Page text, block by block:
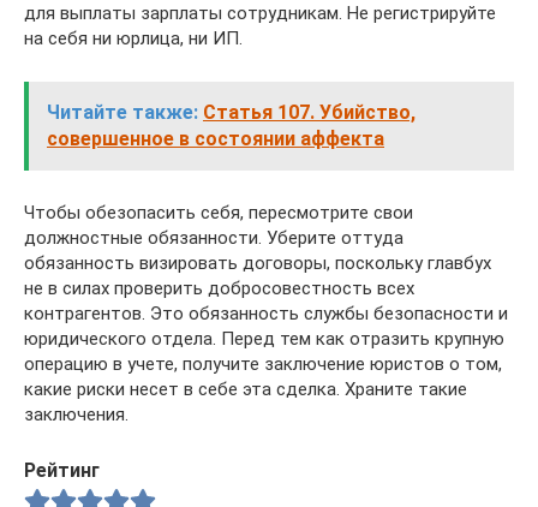
для выплаты зарплаты сотрудникам. Не регистрируйте
на себя ни юрлица, ни ИП.
Читайте также: Статья 107. Убийство,
совершенное в состоянии аффекта
Чтобы обезопасить себя, пересмотрите свои
должностные обязанности. Уберите оттуда
обязанность визировать договоры, поскольку главбух
не в силах проверить добросовестность всех
контрагентов. Это обязанность службы безопасности и
юридического отдела. Перед тем как отразить крупную
операцию в учете, получите заключение юристов о том,
какие риски несет в себе эта сделка. Храните такие
заключения.
Рейтинг